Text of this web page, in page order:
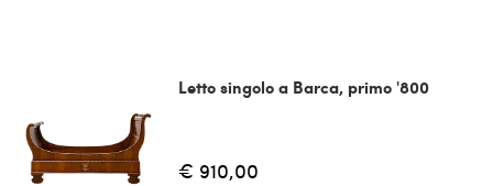
Letto singolo a Barca, primo '800
€ 910,00